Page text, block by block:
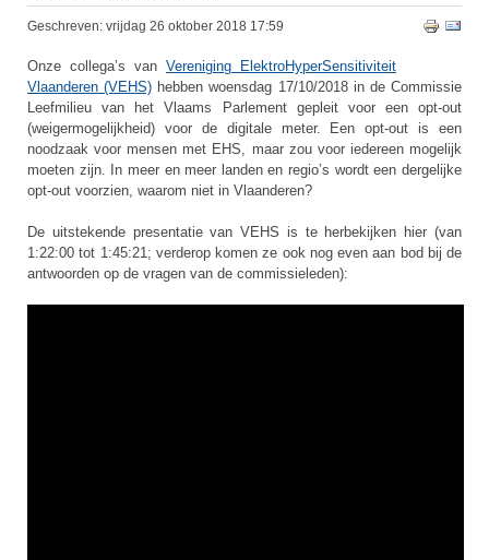
Geschreven: vrijdag 26 oktober 2018 17:59
Onze collega’s van Vereniging ElektroHyperSensitiviteit
Vlaanderen (VEHS) hebben woensdag 17/10/2018 in de Commissie
Leefmilieu van het Vlaams Parlement gepleit voor een opt-out
(weigermogelijkheid) voor de digitale meter. Een opt-out is een
noodzaak voor mensen met EHS, maar zou voor iedereen mogelijk
moeten zijn. In meer en meer landen en regio’s wordt een dergelijke
opt-out voorzien, waarom niet in Vlaanderen?
De uitstekende presentatie van VEHS is te herbekijken hier (van
1:22:00 tot 1:45:21; verderop komen ze ook nog even aan bod bij de
antwoorden op de vragen van de commissieleden):